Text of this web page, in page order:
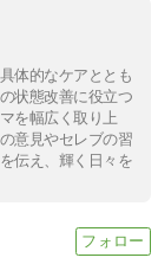
体的なケアととも
状態改善に役立つ
を幅広く取り上
意見やセレブの習
伝え、輝く日々を